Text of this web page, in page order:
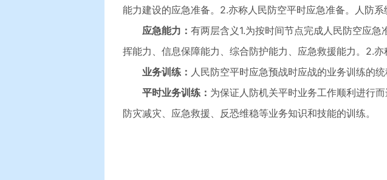
能力建设的应急准备。2.亦称人民防空平时应急准备。人防系
应急能力： 有两层含义1.为按时间节点完成人民防空应
挥能力、信息保障能力、综合防护能力、应急救援能力。2.
业务训练： 人民防空平时应急预战时应战的业务训练的
平时业务训练： 为保证人防机关平时业务工作顺利进行
防灾减灾、应急救援、反恐维稳等业务知识和技能的训练。